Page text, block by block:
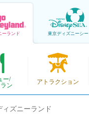
ーランド 東京ディズニーシー
ー/
ン アトラクション
ズニーランド